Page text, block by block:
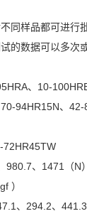
同样品都可进行
的数据可以多次
、10-
94HR15N、42-
72HR45TW
980.7、1471（N）
）
、294.2、441.3